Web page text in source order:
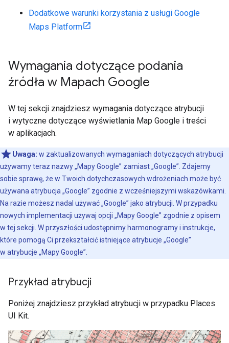
Dodatkowe warunki korzystania z usługi Google
Maps Platform
Wymagania dotyczące podania
źródła w Mapach Google
W tej sekcji znajdziesz wymagania dotyczące atrybucji
i wytyczne dotyczące wyświetlania Map Google i treści
w aplikacjach.
Uwaga: w zaktualizowanych wymaganiach dotyczących atrybucji
używamy teraz nazwy „Mapy Google” zamiast „Google”. Zdajemy
sobie sprawę, że w Twoich dotychczasowych wdrożeniach może być
używana atrybucja „Google” zgodnie z wcześniejszymi wskazówkami.
Na razie możesz nadal używać „Google” jako atrybucji. W przypadku
nowych implementacji używaj opcji „Mapy Google” zgodnie z opisem
w tej sekcji. W przyszłości udostępnimy harmonogramy i instrukcje,
które pomogą Ci przekształcić istniejące atrybucje „Google”
w atrybucje „Mapy Google”.
Przykład atrybucji
Poniżej znajdziesz przykład atrybucji w przypadku Places
UI Kit.